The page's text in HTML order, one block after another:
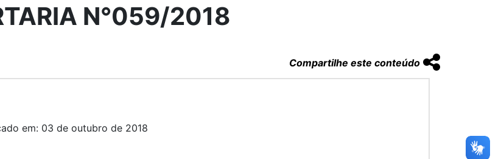
N°059/2018
Compartilhe este conteúdo
em: 03 de outubro de 2018